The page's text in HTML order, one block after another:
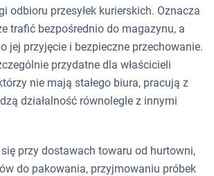
odbioru przesyłek kurierskich. Oznacza
trafić bezpośrednio do magazynu, a
jej przyjęcie i bezpieczne przechowanie.
przydatne dla właścicieli
nie mają stałego biura, pracują z
działalność równolegle z innymi
się przy dostawach towaru od hurtowni,
do pakowania, przyjmowaniu próbek